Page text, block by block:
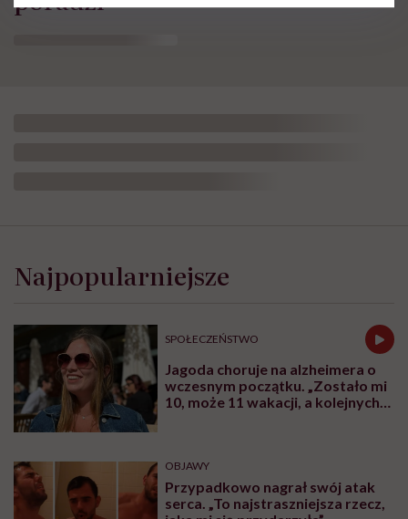
Najpopularniejsze
SPOŁECZEŃSTWO
Jagoda choruje na alzheimera o
wczesnym początku. „Zostało mi
10, może 11 wakacji, a kolejnych
OBJAWY
Przypadkowo nagrał swój atak
serca. „To najstraszniejsza rzecz,